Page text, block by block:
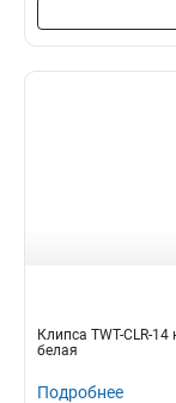
Клипса TWT-CLR-
белая
Подробнее